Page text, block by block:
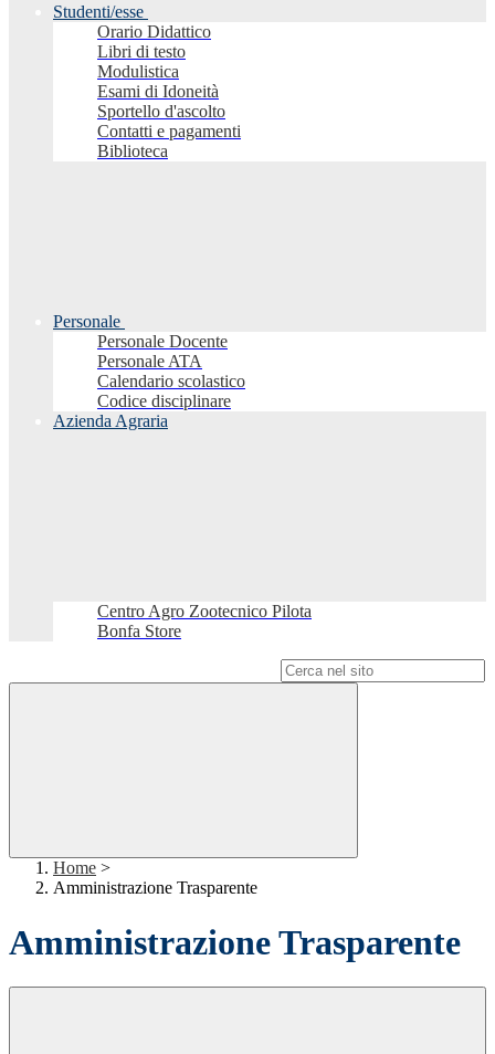
Studenti/esse
Orario Didattico
Libri di testo
Modulistica
Esami di Idoneità
Sportello d'ascolto
Contatti e pagamenti
Biblioteca
Personale
Personale Docente
Personale ATA
Calendario scolastico
Codice disciplinare
Azienda Agraria
Centro Agro Zootecnico Pilota
Bonfa Store
Home >
Amministrazione Trasparente
Amministrazione Trasparente